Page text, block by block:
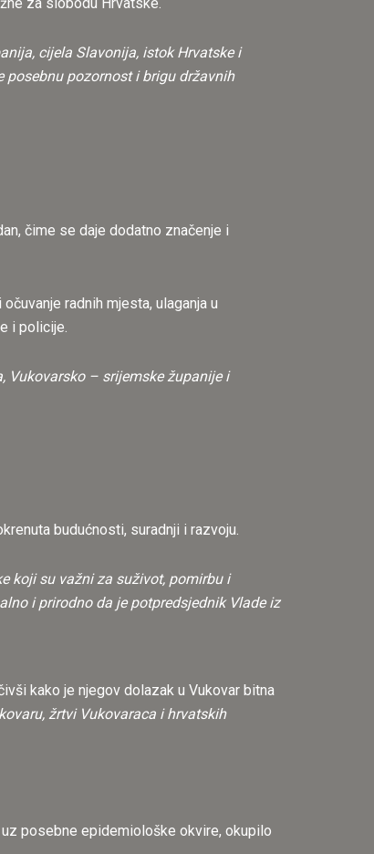
za slobodu Hrvatske.
cijela Slavonija, istok Hrvatske i
pozornost i brigu državnih
čime se daje dodatno značenje i
radnih mjesta, ulaganja u
i policije.
Vukovarsko – srijemske županije i
budućnosti, suradnji i razvoju.
koji su važni za suživot, pomirbu i
i prirodno da je potpredsjednik Vlade iz
kako je njegov dolazak u Vukovar bitna
žrtvi Vukovaraca i hrvatskih
posebne epidemiološke okvire, okupilo